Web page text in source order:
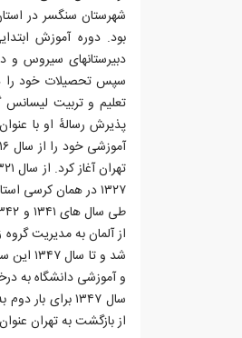
شهرستان سنگسر در
سپس تحصیلات خود را
پذیرش رسالهٔ او با
از آلمان به مدیریت
شد و
و آموزشی دانشگاه به
سال ۱۳۴۷ برای
از بازگشت به تهران